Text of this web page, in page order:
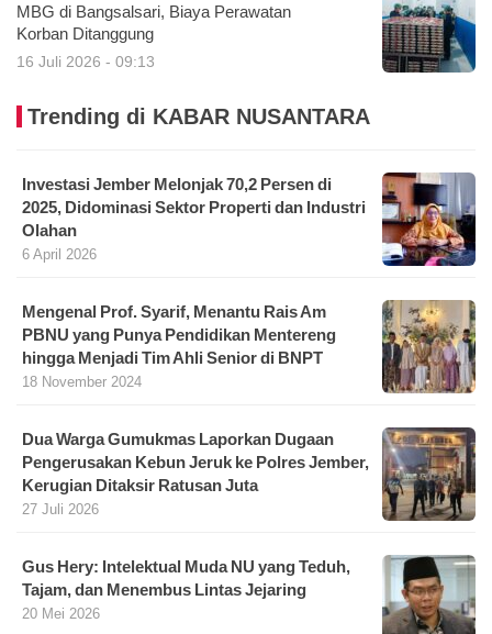
MBG di Bangsalsari, Biaya Perawatan
Korban Ditanggung
16 Juli 2026 - 09:13
Trending di KABAR NUSANTARA
Investasi Jember Melonjak 70,2 Persen di
2025, Didominasi Sektor Properti dan Industri
Olahan
6 April 2026
Mengenal Prof. Syarif, Menantu Rais Am
PBNU yang Punya Pendidikan Mentereng
hingga Menjadi Tim Ahli Senior di BNPT
18 November 2024
Dua Warga Gumukmas Laporkan Dugaan
Pengerusakan Kebun Jeruk ke Polres Jember,
Kerugian Ditaksir Ratusan Juta
27 Juli 2026
Gus Hery: Intelektual Muda NU yang Teduh,
Tajam, dan Menembus Lintas Jejaring
20 Mei 2026